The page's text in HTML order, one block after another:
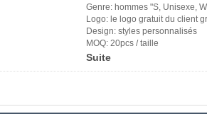
Genre: hommes "S, Unisexe,
Logo: le logo gratuit du client
Design: styles personnalisés
MOQ: 20pcs / taille
Suite